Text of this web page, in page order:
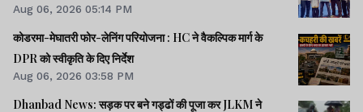
Aug 06, 2026 05:14 PM
कोडरमा-मेघातरी फोर-लेनिंग परियोजना : HC ने वैकल्पिक मार्ग के
DPR को स्वीकृति के दिए निर्देश
Aug 06, 2026 03:58 PM
Dhanbad News: सड़क पर बने गड्ढों की पूजा कर JLKM ने